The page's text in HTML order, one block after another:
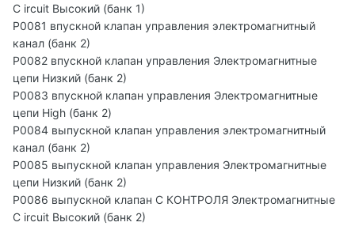
C ircuit Высокий (банк 1)
P0081 впускной клапан управления электромагнитный
канал (банк 2)
P0082 впускной клапан управления Электромагнитные
цепи Низкий (банк 2)
P0083 впускной клапан управления Электромагнитные
цепи High (банк 2)
P0084 выпускной клапан управления электромагнитный
канал (банк 2)
P0085 выпускной клапан управления Электромагнитные
цепи Низкий (банк 2)
P0086 выпускной клапан С КОНТРОЛЯ Электромагнитные
C ircuit Высокий (банк 2)